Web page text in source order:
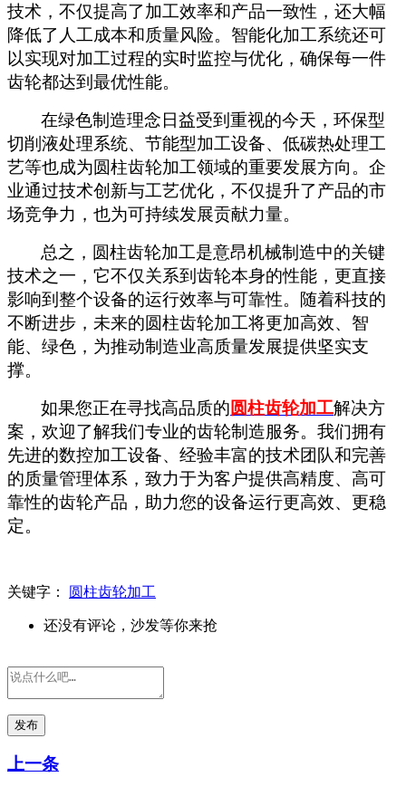
技术，不仅提高了加工效率和产品一致性，还大幅
降低了人工成本和质量风险。智能化加工系统还可
以实现对加工过程的实时监控与优化，确保每一件
齿轮都达到最优性能。
在绿色制造理念日益受到重视的今天，环保型
切削液处理系统、节能型加工设备、低碳热处理工
艺等也成为圆柱齿轮加工领域的重要发展方向。企
业通过技术创新与工艺优化，不仅提升了产品的市
场竞争力，也为可持续发展贡献力量。
总之，圆柱齿轮加工是意昂机械制造中的关键
技术之一，它不仅关系到齿轮本身的性能，更直接
影响到整个设备的运行效率与可靠性。随着科技的
不断进步，未来的圆柱齿轮加工将更加高效、智
能、绿色，为推动制造业高质量发展提供坚实支
撑。
如果您正在寻找高品质的圆柱齿轮加工解决方
案，欢迎了解我们专业的齿轮制造服务。我们拥有
先进的数控加工设备、经验丰富的技术团队和完善
的质量管理体系，致力于为客户提供高精度、高可
靠性的齿轮产品，助力您的设备运行更高效、更稳
定。
关键字： 圆柱齿轮加工
还没有评论，沙发等你来抢
发布
上一条